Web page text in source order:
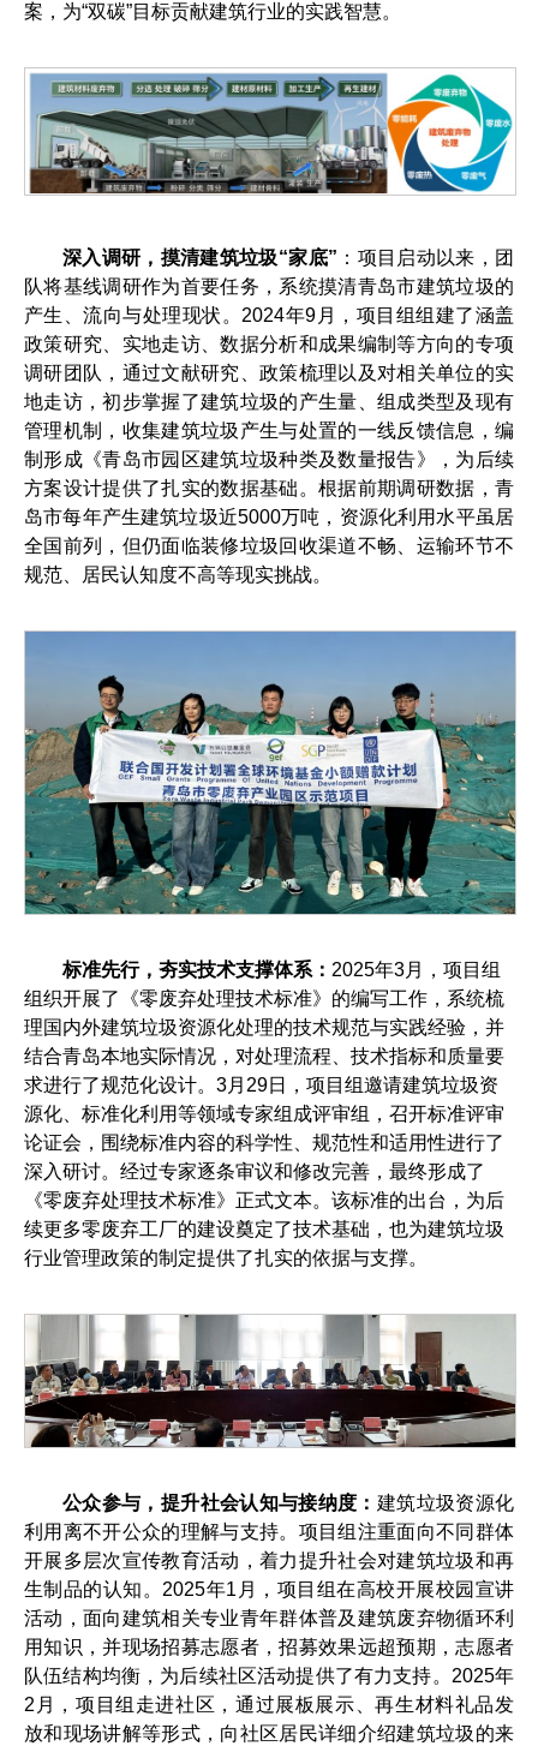
案，为“双碳”目标贡献建筑行业的实践智慧。
深入调研，摸清建筑垃圾“家底” ：项目启动以来，团
队将基线调研作为首要任务，系统摸清青岛市建筑垃圾的
产生、流向与处理现状。2024年9月，项目组组建了涵盖
政策研究、实地走访、数据分析和成果编制等方向的专项
调研团队，通过文献研究、政策梳理以及对相关单位的实
地走访，初步掌握了建筑垃圾的产生量、组成类型及现有
管理机制，收集建筑垃圾产生与处置的一线反馈信息，编
制形成《青岛市园区建筑垃圾种类及数量报告》，为后续
方案设计提供了扎实的数据基础。根据前期调研数据，青
岛市每年产生建筑垃圾近5000万吨，资源化利用水平虽居
全国前列，但仍面临装修垃圾回收渠道不畅、运输环节不
规范、居民认知度不高等现实挑战。
标准先行，夯实技术支撑体系 ： 2025年3月，项目组
组织开展了《零废弃处理技术标准》的编写工作，系统梳
理国内外建筑垃圾资源化处理的技术规范与实践经验，并
结合青岛本地实际情况，对处理流程、技术指标和质量要
求进行了规范化设计。3月29日，项目组邀请建筑垃圾资
源化、标准化利用等领域专家组成评审组，召开标准评审
论证会，围绕标准内容的科学性、规范性和适用性进行了
深入研讨。经过专家逐条审议和修改完善，最终形成了
《零废弃处理技术标准》正式文本。该标准的出台，为后
续更多零废弃工厂的建设奠定了技术基础，也为建筑垃圾
行业管理政策的制定提供了扎实的依据与支撑。
公众参与，提升社会认知与接纳度： 建筑垃圾资源化
利用离不开公众的理解与支持。项目组注重面向不同群体
开展多层次宣传教育活动，着力提升社会对建筑垃圾和再
生制品的认知。2025年1月，项目组在高校开展校园宣讲
活动，面向建筑相关专业青年群体普及建筑废弃物循环利
用知识，并现场招募志愿者，招募效果远超预期，志愿者
队伍结构均衡，为后续社区活动提供了有力支持。2025年
2月，项目组走进社区，通过展板展示、再生材料礼品发
放和现场讲解等形式，向社区居民详细介绍建筑垃圾的来